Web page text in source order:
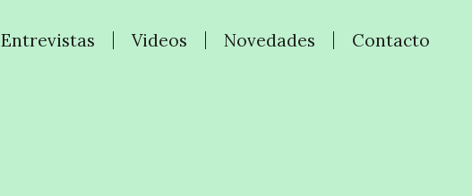
Entrevistas Videos Novedades Contacto